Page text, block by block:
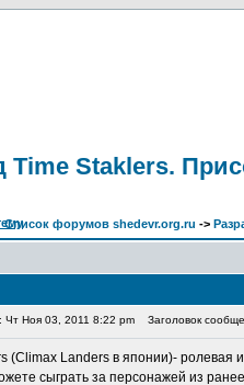
Time Staklers.
Список форумов shedevr.org.ru ->
Чт Ноя 03, 2011 8:22 pm Заголовок
(Climax Landers в японии)- ролевая
сыграть за персонажей из